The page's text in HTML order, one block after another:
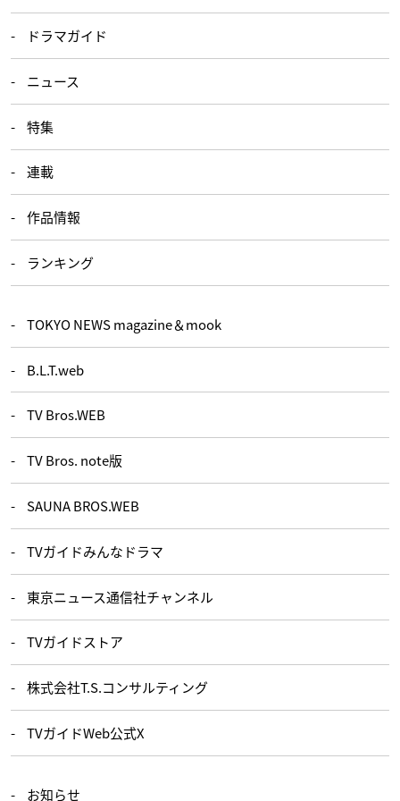
ドラマガイド
ニュース
特集
連載
作品情報
ランキング
TOKYO NEWS magazine＆mook
B.L.T.web
TV Bros.WEB
TV Bros. note版
SAUNA BROS.WEB
TVガイドみんなドラマ
東京ニュース通信社チャンネル
TVガイドストア
株式会社T.S.コンサルティング
TVガイドWeb公式X
お知らせ